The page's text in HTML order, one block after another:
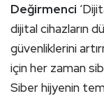
Değirmenci
dijital cihazların
güvenliklerini
için her zaman
Siber hijyenin